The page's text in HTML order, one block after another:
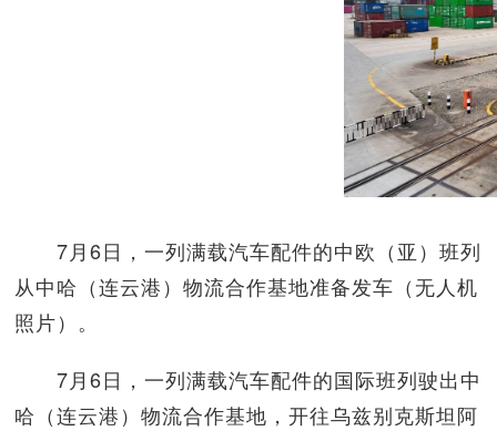
7月6日，一列满载汽车配件的中欧（亚）班列
从中哈（连云港）物流合作基地准备发车（无人机
照片）。
7月6日，一列满载汽车配件的国际班列驶出中
哈（连云港）物流合作基地，开往乌兹别克斯坦阿